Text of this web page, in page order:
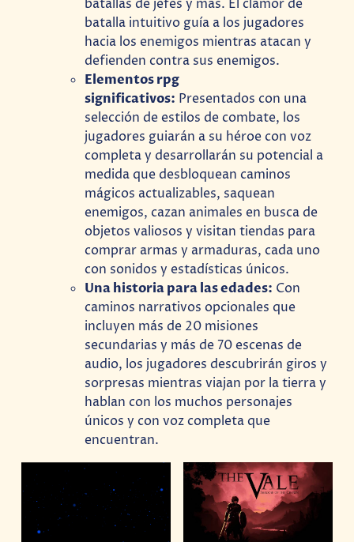
batallas de jefes y más. El clamor de
batalla intuitivo guía a los jugadores
hacia los enemigos mientras atacan y
defienden contra sus enemigos.
Elementos rpg
significativos: Presentados con una
selección de estilos de combate, los
jugadores guiarán a su héroe con voz
completa y desarrollarán su potencial a
medida que desbloquean caminos
mágicos actualizables, saquean
enemigos, cazan animales en busca de
objetos valiosos y visitan tiendas para
comprar armas y armaduras, cada uno
con sonidos y estadísticas únicos.
Una historia para las edades: Con
caminos narrativos opcionales que
incluyen más de 20 misiones
secundarias y más de 70 escenas de
audio, los jugadores descubrirán giros y
sorpresas mientras viajan por la tierra y
hablan con los muchos personajes
únicos y con voz completa que
encuentran.